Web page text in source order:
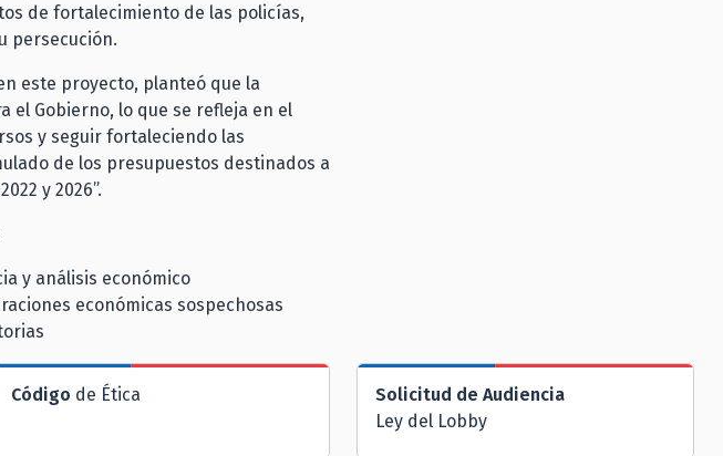
de fortalecimiento de las policías,
persecución.
este proyecto, planteó que la
Gobierno, lo que se refleja en el
y seguir fortaleciendo las
de los presupuestos destinados a
y 2026”.
y análisis económico
económicas sospechosas
Código de Ética
Solicitud de Audiencia
Ley del Lobby